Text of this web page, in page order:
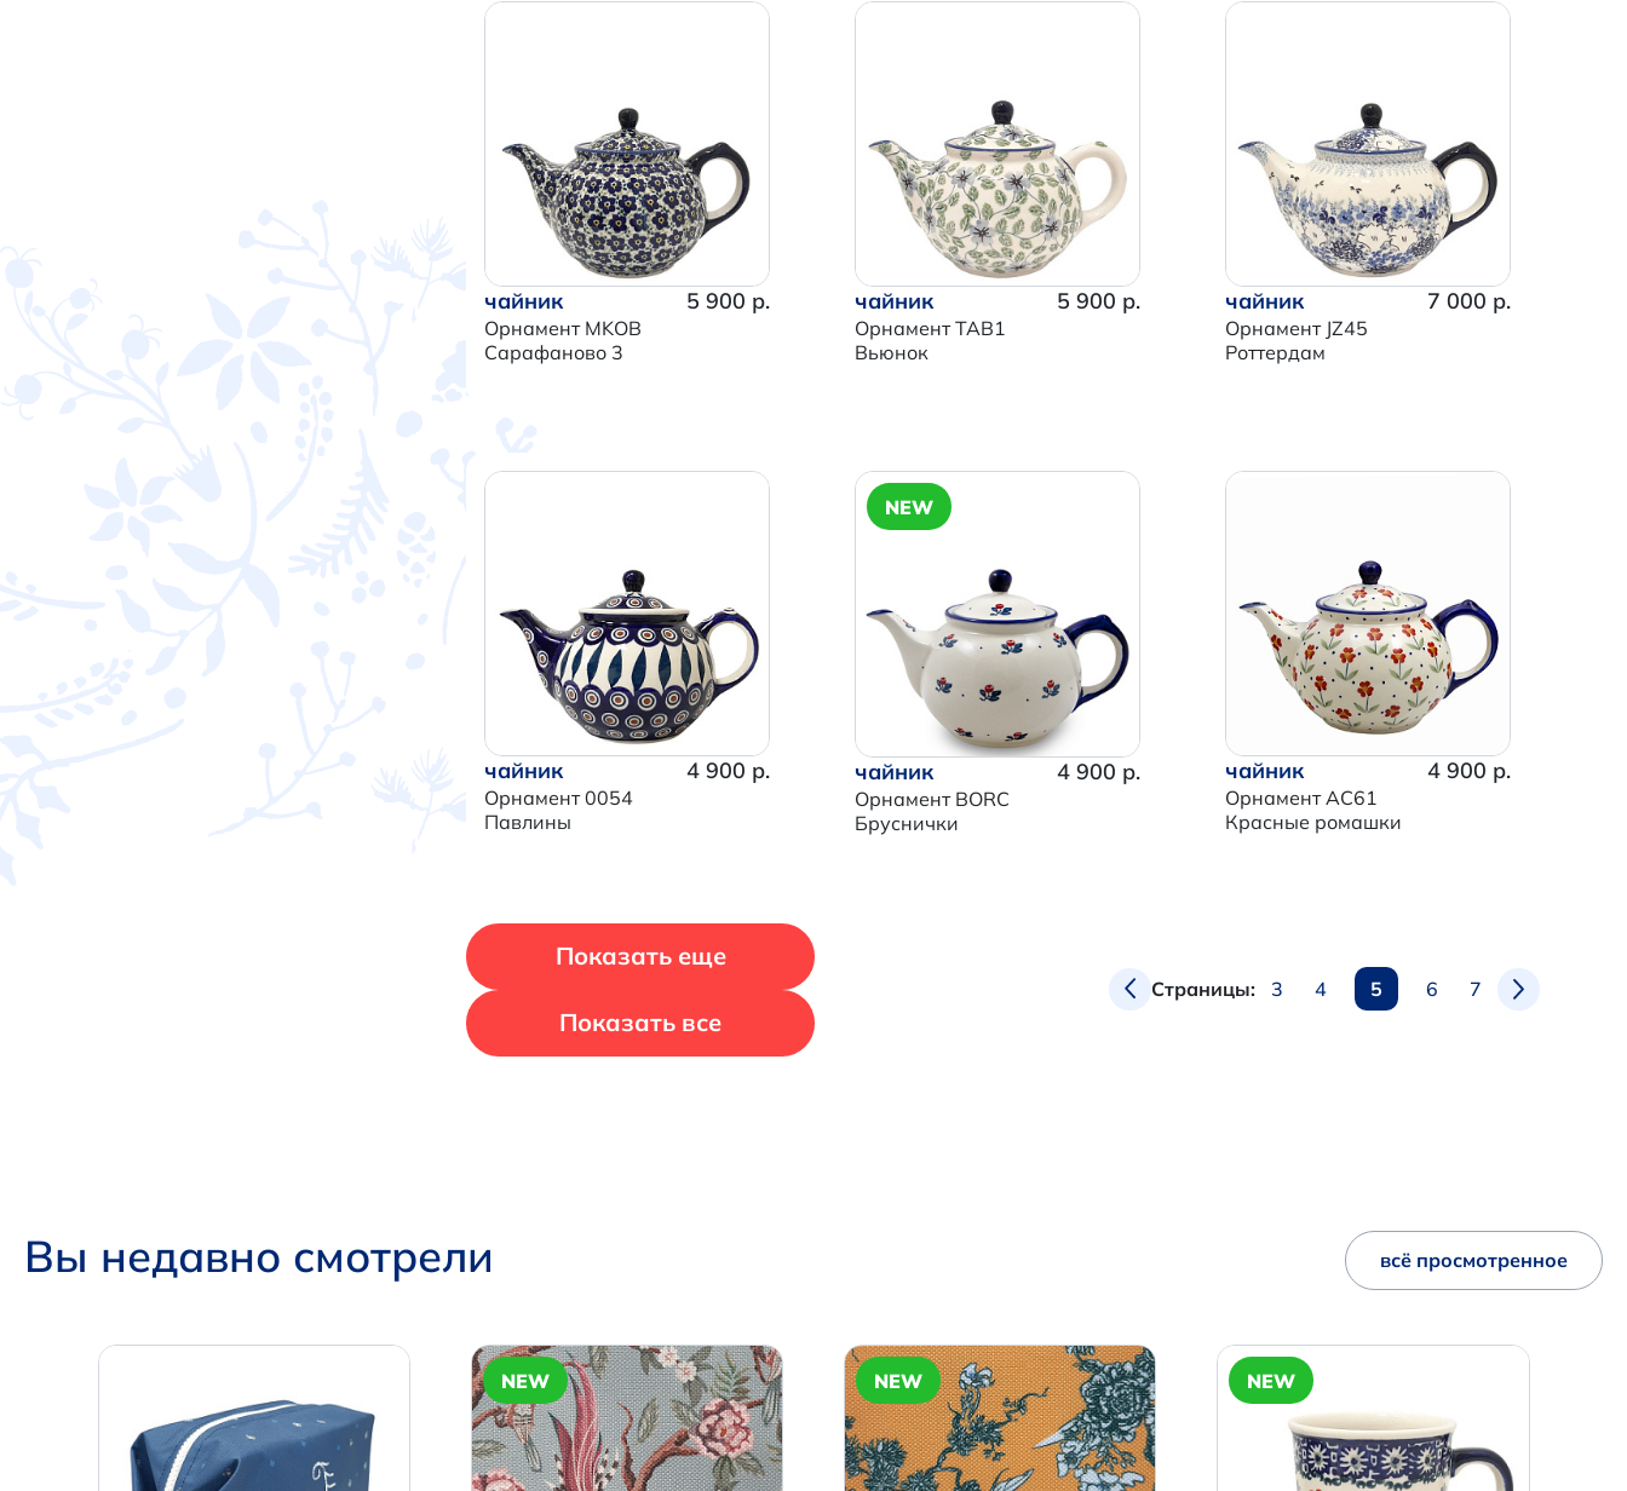
Продолжить покупки
Перейти в корзину
чайник
Орнамент MKOB
Сарафаново 3
5 900 р. чайник
Орнамент TAB1
Вьюнок
5 900 р. чайник
Орнамент JZ45
Роттердам
7 000 р.
чайник
Орнамент 0054
Павлины
4 900 р.
NEW
чайник
Орнамент BORC
Бруснички
4 900 р. чайник
Орнамент AC61
Красные ромашки
4 900 р.
Показать еще
Показать все
Страницы: 3 4 5 6 7
Вы недавно смотрели всё просмотренное
NEW NEW NEW